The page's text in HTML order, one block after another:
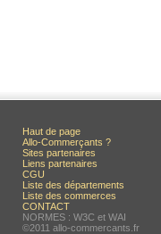
Haut de page
Allo-Commerçants ?
Sites partenaires
Liens partenaires
CGU
Liste des départements
Liste des commerces
CONTACT
NORMES : W3C et WAI
©2011 allo-commercants.fr